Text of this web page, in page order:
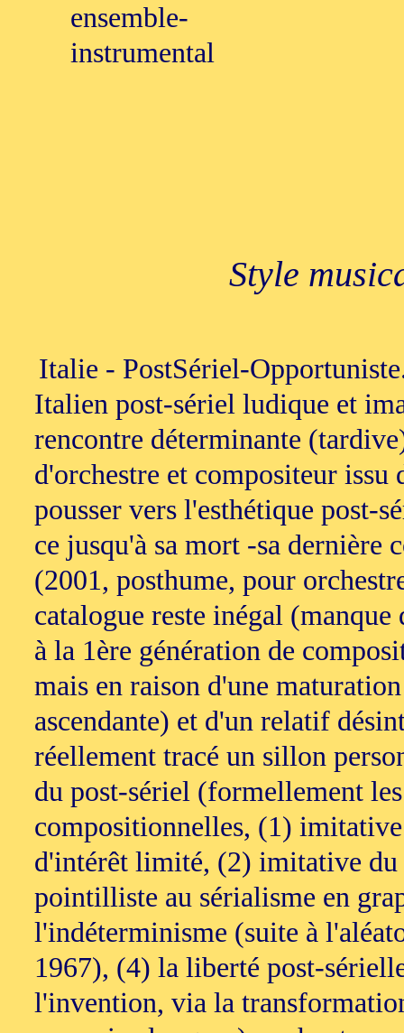
ensemble-
instrumental
Style
Italie - PostSériel-
Italien post-sériel ludique et
rencontre déterminante
d'orchestre et compositeur
pousser vers l'esthétique post-
ce jusqu'à sa mort -sa
(2001, posthume, pour
catalogue reste inégal
à la 1ère génération de
mais en raison d'une
ascendante) et d'un relatif
réellement tracé un sillon
du post-sériel (formellement
compositionnelles, (1)
d'intérêt limité, (2) imitative du
pointilliste au sérialisme en
l'indéterminisme (suite à
1967), (4) la liberté post-
l'invention, via la